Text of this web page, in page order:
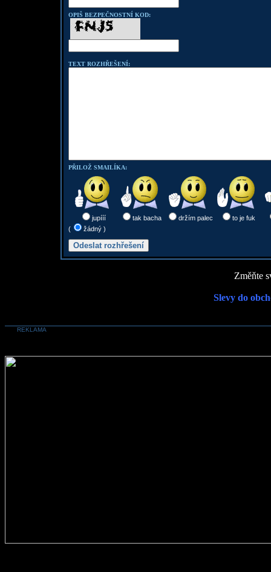
OPIŠ BEZPEČNOSTNÍ KOD:
TEXT ROZHŘEŠENÍ:
PŘILOŽ SMAILÍKA:
jupííí tak bacha držím palec
to je fuk
(
žádný )
Změňte
Slevy do
REKLAMA